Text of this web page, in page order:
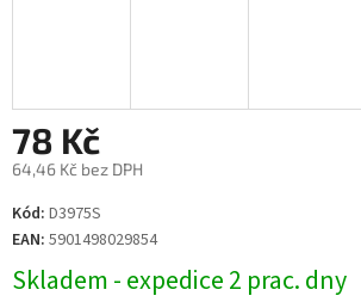
78 Kč
64,46 Kč bez DPH
Měrná
cena:
Kód: D3975S
EAN: 5901498029854
Skladem - expedice 2 prac. dny